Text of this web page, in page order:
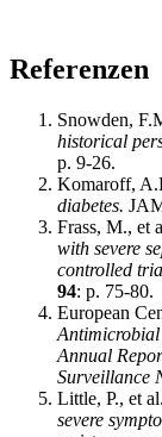
Referenzen
Snowden,
historical
p. 9-26.
Komaroff,
diabetes.
Frass, M., et
with severe
controlled
94: p. 75-80.
European
Antimicrobial
Annual
Surveillance
Little, P., et
severe